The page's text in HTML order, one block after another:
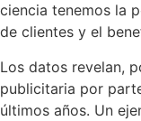
ciencia tenemos la
de clientes y el
Los datos revelan,
publicitaria por
últimos años. Un